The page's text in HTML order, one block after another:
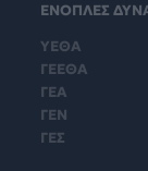
ΕΝΟΠΛΕΣ
ΥΕΘΑ
ΓΕΕΘΑ
ΓΕΑ
ΓΕΝ
ΓΕΣ